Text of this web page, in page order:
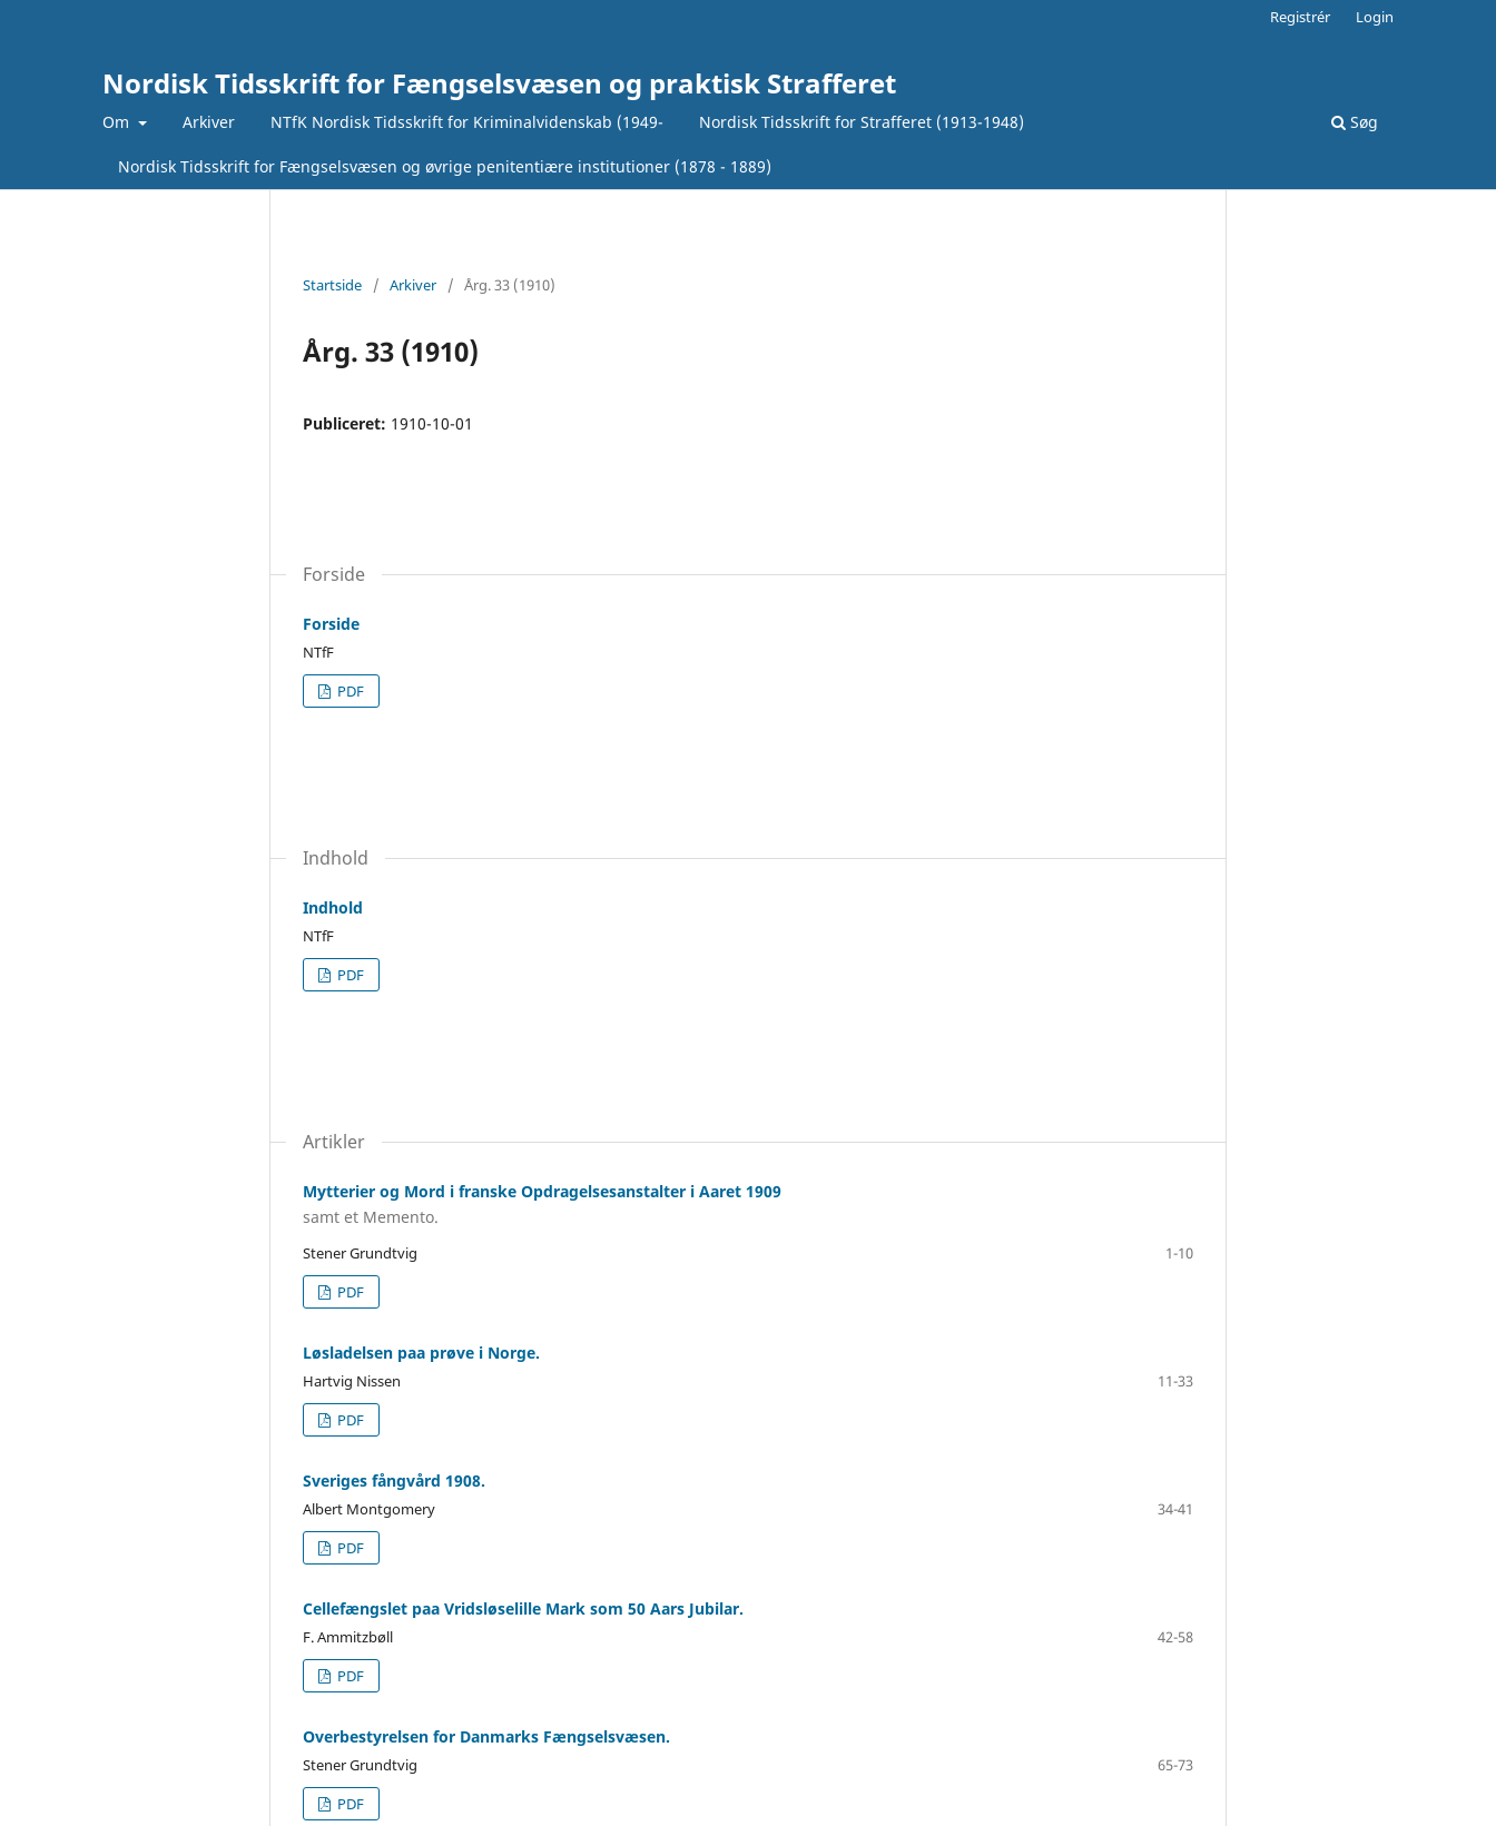
Nordisk Tidsskrift for Fængselsvæsen og praktisk Strafferet
Om Arkiver NTfK Nordisk Tidsskrift for Kriminalvidenskab (1949- Nordisk Tidsskrift for Strafferet (1913-1948)
Nordisk Tidsskrift for Fængselsvæsen og øvrige penitentiære institutioner (1878 - 1889)
Søg
Registrér Login
Startside / Arkiver / Årg. 33 (1910)
Årg. 33 (1910)
Publiceret: 1910-10-01
Forside
Forside
NTfF
PDF
Indhold
Indhold
NTfF
PDF
Artikler
Mytterier og Mord i franske Opdragelsesanstalter i Aaret 1909
samt et Memento.
Stener Grundtvig
1-10
PDF
Løsladelsen paa prøve i Norge.
Hartvig Nissen
11-33
PDF
Sveriges fångvård 1908.
Albert Montgomery
34-41
PDF
Cellefængslet paa Vridsløselille Mark som 50 Aars Jubilar.
F. Ammitzbøll
42-58
PDF
Overbestyrelsen for Danmarks Fængselsvæsen.
Stener Grundtvig
65-73
PDF